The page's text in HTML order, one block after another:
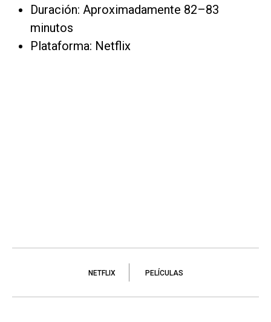
Duración: Aproximadamente 82–83
minutos
Plataforma: Netflix
NETFLIX PELÍCULAS